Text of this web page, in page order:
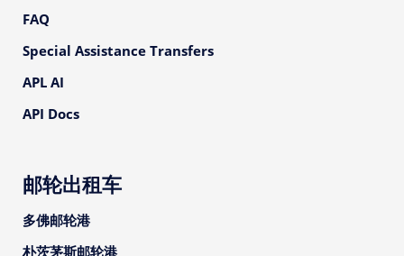
FAQ
Special Assistance Transfers
APL AI
API Docs
邮轮出租车
多佛邮轮港
朴茨茅斯邮轮港